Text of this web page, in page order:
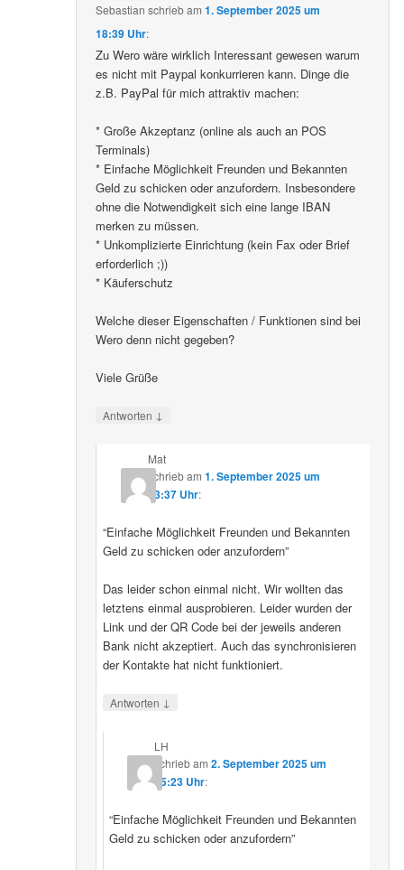
Sebastian schriebam1. September 2025 um
18:39 Uhr:
Zu Wero wäre wirklich Interessant gewesen warum
es nicht mit Paypal konkurrieren kann. Dinge die
z.B. PayPal für mich attraktiv machen:
* Große Akzeptanz (online als auch an POS
Terminals)
* Einfache Möglichkeit Freunden und Bekannten
Geld zu schicken oder anzufordern. Insbesondere
ohne die Notwendigkeit sich eine lange IBAN
merken zu müssen.
* Unkomplizierte Einrichtung (kein Fax oder Brief
erforderlich ;))
* Käuferschutz
Welche dieser Eigenschaften / Funktionen sind bei
Wero denn nicht gegeben?
Viele Grüße
Antworten ↓
Mat
schriebam 1. September 2025 um
23:37 Uhr:
“Einfache Möglichkeit Freunden und Bekannten
Geld zu schicken oder anzufordern”
Das leider schon einmal nicht. Wir wollten das
letztens einmal ausprobieren. Leider wurden der
Link und der QR Code bei der jeweils anderen
Bank nicht akzeptiert. Auch das synchronisieren
der Kontakte hat nicht funktioniert.
Antworten ↓
LH
schriebam2. September 2025 um
15:23 Uhr:
“Einfache Möglichkeit Freunden und Bekannten
Geld zu schicken oder anzufordern”